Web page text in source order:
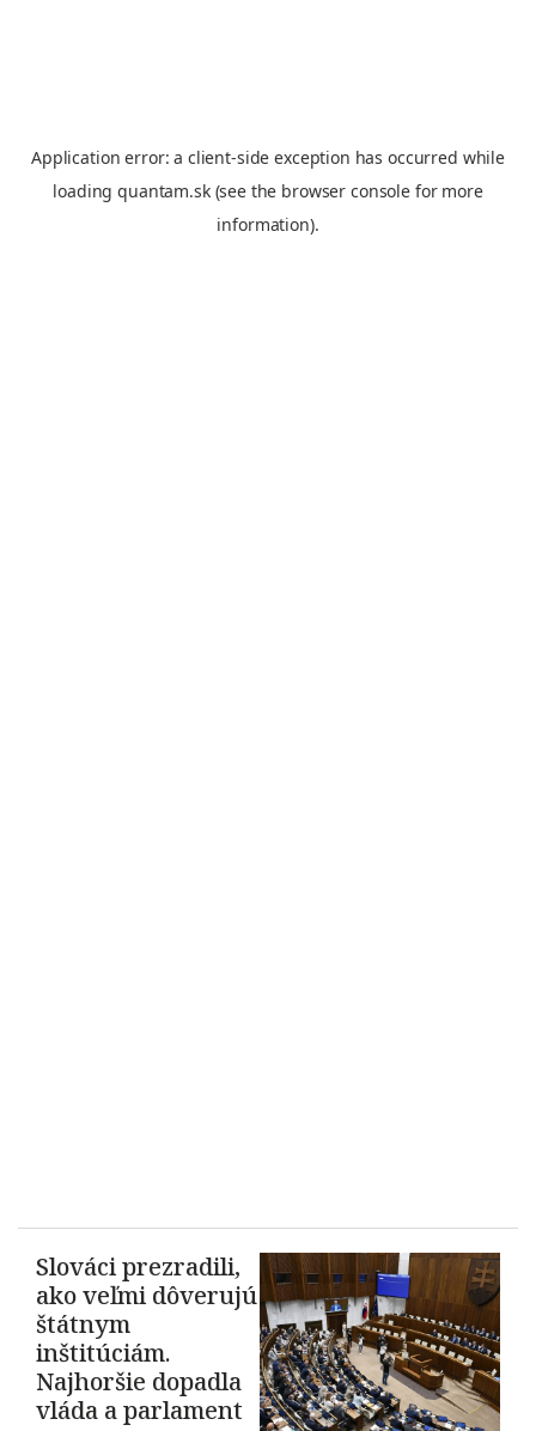
Slováci prezradili,
ako veľmi dôverujú
štátnym
inštitúciám.
Najhoršie dopadla
vláda a parlament